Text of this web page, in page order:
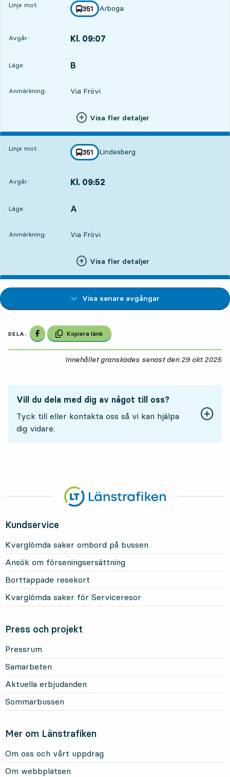
Linje mot: linje
351
mot
Arboga
,
Avgår: Kl. 09:07
Läge:
LÄGE, B
,
Anmärkning: Via Frövi
Visa fler detaljer
Linje mot: linje
351
mot
Lindesberg
,
Avgår: Kl. 09:52
Läge:
LÄGE, A
,
Anmärkning: Via Frövi
Visa fler detaljer
Visa senare avgångar
DELA: Dela på Facebook
Kopiera länk
Innehållet granskades senast den 29 okt 2025
Vill du dela med dig av något till oss?
Tyck till eller kontakta oss så vi kan hjälpa
dig vidare.
Kundservice
Kvarglömda saker ombord på bussen
Ansök om förseningsersättning
Borttappade resekort
Kvarglömda saker för Serviceresor
Press och projekt
Pressrum
Samarbeten
Aktuella erbjudanden
Sommarbussen
Mer om Länstrafiken
Om oss och vårt uppdrag
Om webbplatsen